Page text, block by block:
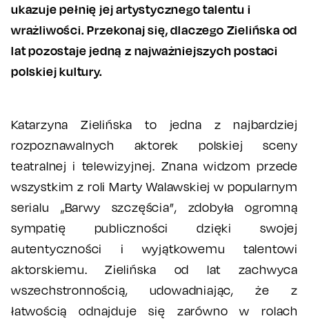
ukazuje pełnię jej artystycznego talentu i
wrażliwości. Przekonaj się, dlaczego Zielińska od
lat pozostaje jedną z najważniejszych postaci
polskiej kultury.
Katarzyna Zielińska to jedna z najbardziej
rozpoznawalnych aktorek polskiej sceny
teatralnej i telewizyjnej. Znana widzom przede
wszystkim z roli Marty Walawskiej w popularnym
serialu „Barwy szczęścia”, zdobyła ogromną
sympatię publiczności dzięki swojej
autentyczności i wyjątkowemu talentowi
aktorskiemu. Zielińska od lat zachwyca
wszechstronnością, udowadniając, że z
łatwością odnajduje się zarówno w rolach